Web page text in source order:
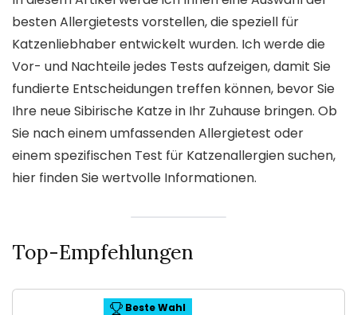
besten Allergietests vorstellen, die speziell für
Katzenliebhaber entwickelt wurden. Ich werde die
Vor- und Nachteile jedes Tests aufzeigen, damit Sie
fundierte Entscheidungen treffen können, bevor Sie
Ihre neue Sibirische Katze in Ihr Zuhause bringen. Ob
Sie nach einem umfassenden Allergietest oder
einem spezifischen Test für Katzenallergien suchen,
hier finden Sie wertvolle Informationen.
Top-Empfehlungen
Beste Wahl